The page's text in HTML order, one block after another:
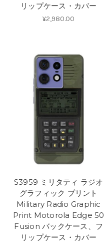
リップケース・カバー
¥2,980.00
S3959 ミリタティ ラジオ
グラフィック プリント
Military Radio Graphic
Print Motorola Edge 50
Fusion バックケース、フ
リップケース・カバー